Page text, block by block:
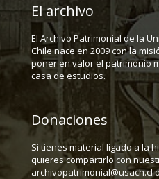
El archivo
El Archivo Patrimonial de la
Chile nace en 2009 con la
poner en valor el patrimonio
casa de estudios.
Donaciones
Si tienes material ligado a la
quieres compartirlo con
archivopatrimonial@usach.cl